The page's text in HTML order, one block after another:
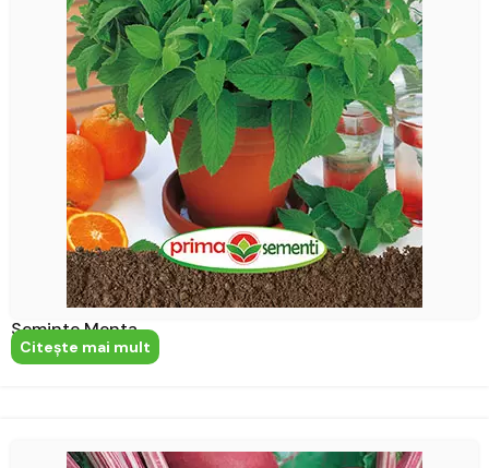
Seminte Menta
Citeşte mai mult